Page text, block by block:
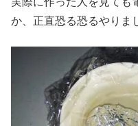
か、正直恐る恐るやりま